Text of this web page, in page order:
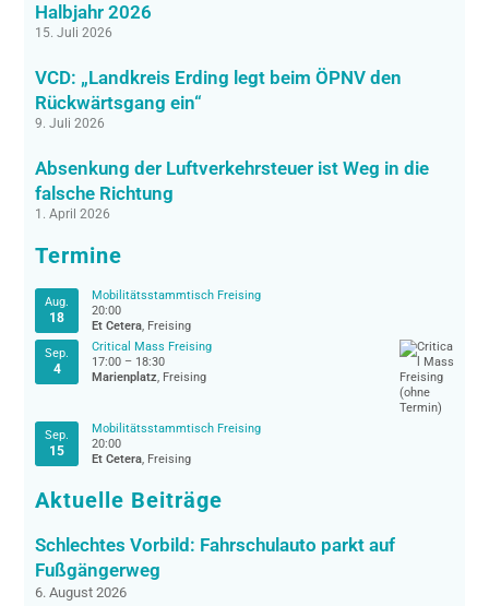
Halbjahr 2026
15. Juli 2026
VCD: „Landkreis Erding legt beim ÖPNV den
Rückwärtsgang ein“
9. Juli 2026
Absenkung der Luftverkehrsteuer ist Weg in die
falsche Richtung
1. April 2026
Termine
Aug.
18
Mobilitätsstammtisch Freising
20:00
Et Cetera, Freising
Sep.
4
Critical Mass Freising
17:00 – 18:30
Marienplatz, Freising
Sep.
15
Mobilitätsstammtisch Freising
20:00
Et Cetera, Freising
Aktuelle Beiträge
Schlechtes Vorbild: Fahrschulauto parkt auf
Fußgängerweg
6. August 2026